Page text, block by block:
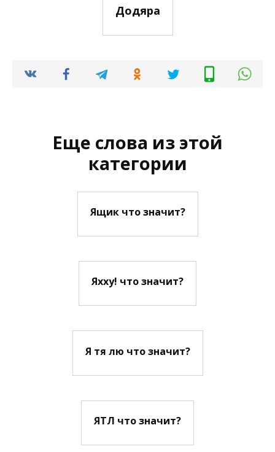
Додяра
Еще слова из этой
категории
Ящик что значит?
Яхху! что значит?
Я тя лю что значит?
ЯТЛ что значит?